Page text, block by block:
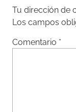
Tu dirección de
Los campos
Comentario *